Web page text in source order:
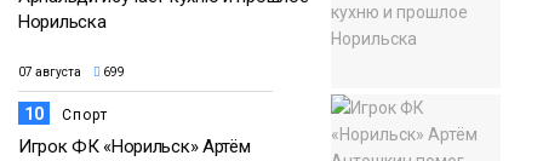
Норильска
07 августа 699
10 Спорт
Игрок ФК «Норильск» Артём